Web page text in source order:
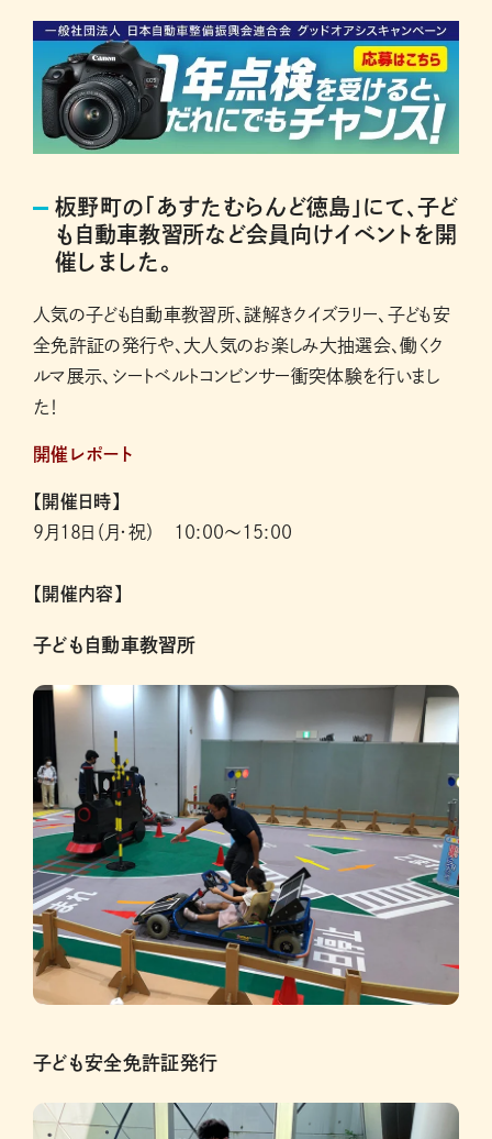
板野町の「あすたむらんど徳島」にて、子ど
も自動車教習所など会員向けイベントを開
催しました。
人気の子ども自動車教習所、謎解きクイズラリー、子ども安
全免許証の発行や、大人気のお楽しみ大抽選会、働くク
ルマ展示、シートベルトコンビンサー衝突体験を行いまし
た！
開催レポート
【開催日時】
9月18日（月・祝） 10:00～15:00
【開催内容】
子ども自動車教習所
子ども安全免許証発行